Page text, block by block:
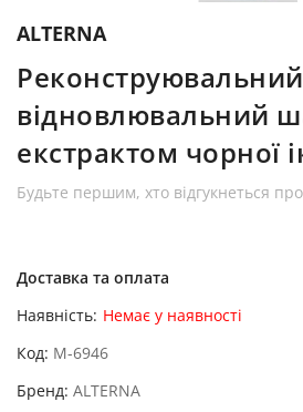
ALTERNA
Реконструювальний
відновлювальний
екстрактом чорної
Будьте першим, хто відгукнеться
Доставка та оплата
Наявність: Немає у наявності
Код M-6946
Бренд ALTERNA